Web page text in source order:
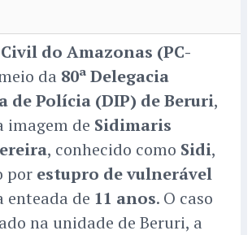
do Amazonas (PC-
da 80ª Delegacia
de Polícia (DIP) de Beruri,
imagem de Sidimaris
, conhecido como Sidi,
por estupro de vulnerável
enteada de 11 anos. O caso
na unidade de Beruri, a